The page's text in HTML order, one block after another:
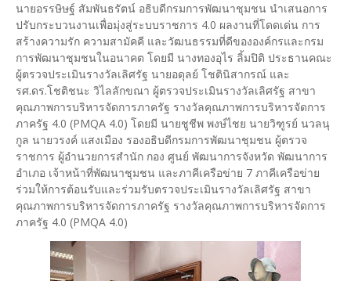
นายอรรษิษฐ์ สัมพันธรัตน์ อธิบดีกรมการพัฒนาชุมชน นำเสนอการ
ปรับกระบวนงานเพื่อมุ่งสู่ระบบราชการ 4.0 ผลงานที่โดดเด่น การ
สร้างความรัก ความสามัคคี และวัฒนธรรมที่ดีขององค์กรและกรม
การพัฒนาชุมชนในอนาคต โดยมี นางทองอุไร ลิ้มปิติ ประธานคณะ
ผู้ตรวจประเมินรางวัลเลิศรัฐ นายอดุลย์ โชตินิสากรณ์ และ
รศ.ดร.โชติชนะ วิไลลักขณา ผู้ตรวจประเมินรางวัลเลิศรัฐ สาขา
คุณภาพการบริหารจัดการภาครัฐ รางวัลคุณภาพการบริหารจัดการ
ภาครัฐ 4.0 (PMQA 4.0) โดยมี นายชูชีพ พงษ์ไชย นายวิฑูรย์ นวลนุ
กูล นายวรงค์ แสงเมือง รองอธิบดีกรมการพัฒนาชุมชน ผู้ตรวจ
ราชการ ผู้อำนวยการสำนัก กอง ศูนย์ พัฒนาการจังหวัด พัฒนาการ
อำเภอ เจ้าหน้าที่พัฒนาชุมชน และภาคีเครือข่าย 7 ภาคีเครือข่าย
ร่วมให้การต้อนรับและร่วมรับตรวจประเมินรางวัลเลิศรัฐ สาขา
คุณภาพการบริหารจัดการภาครัฐ รางวัลคุณภาพการบริหารจัดการ
ภาครัฐ 4.0 (PMQA 4.0)